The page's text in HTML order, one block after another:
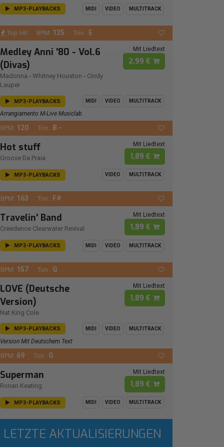
MP3-PLAYBACKS MIDI VIDEO MULTITRACK
Top Hit BPM: 125 Ton.: E
Medley Anni '80 - Vol.6
(Divas)
Madonna - Whitney Houston - Cindy
Lauper
Mit Liedtext
2,99 €
MP3-PLAYBACKS MIDI VIDEO MULTITRACK
Arrangiamento M-Live Musiclab
BPM: 120 Ton.: B -
Hot stuff
Groove Da Praia
Mit Liedtext
1,89 €
MP3-PLAYBACKS VIDEO MULTITRACK
BPM: 163 Ton.: F#
Travelin' Band
Creedence Clearwater Revival
Mit Liedtext
1,89 €
MP3-PLAYBACKS MIDI VIDEO MULTITRACK
BPM: 157 Ton.: G
LOVE (Deutsche
Version)
Nat King Cole
Mit Liedtext
1,89 €
MP3-PLAYBACKS MIDI VIDEO MULTITRACK
Version Mit Deutschem Text
BPM: 69 Ton.: G
Superman
Ronan Keating
Mit Liedtext
1,89 €
MP3-PLAYBACKS MIDI VIDEO MULTITRACK
LETZTE AKTUALISIERUNGEN